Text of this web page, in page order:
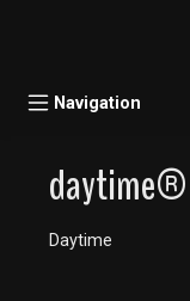
Navigation
Daytime